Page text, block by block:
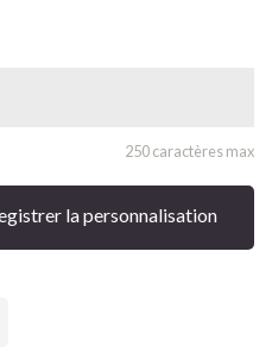
250 caractères max
la personnalisation